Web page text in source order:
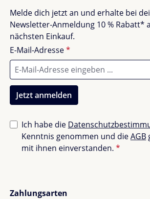
Keinen Weichspüler verwenden
Nach dem Schwimmen
auswringen
Nicht im Trockner trocknen, nicht
bleichen
Kombiniere denLiewood Thor Baby
einem passenden Liewood
besseren Schutz. Jetzt entdecken &
Keine Bewertungen gefunden.
Erfahrungen mit anderen.
Melde dich jetzt an und erhalte bei
Newsletter-Anmeldung 10 % Rabatt*
nächsten Einkauf.
E-Mail-Adresse*
Jetzt anmelden
Ich habe die
Kenntnis genommen und dieAGB
mit ihnen einverstanden. *
Zahlungsarten